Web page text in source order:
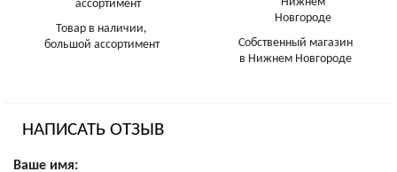
Товар в наличии,
большой ассортимент
Собственный магазин
в Нижнем Новгороде
НАПИСАТЬ ОТЗЫВ
Ваше имя: